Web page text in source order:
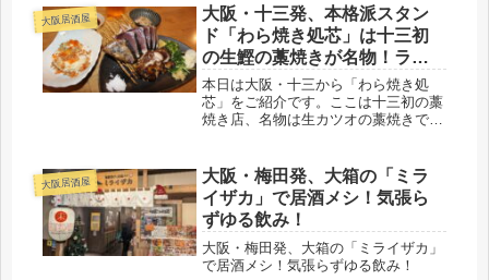
み！とにかく安く飲める。立ち呑みも
人気。ただ、わかったことは、繁盛店
とそうじゃない店がはっきりわかれて
いることでした。
大阪居酒屋
大阪・十三発、本格派スタン
ド「わら焼き処芯」は十三初
の生鰹の藁焼きが名物！ライ
ブ感も！
本日は大阪・十三から「わら焼き処
芯」をご紹介です。ここは十三初の藁
焼き店、名物は生カツオの藁焼きで
も楽しめます。
大阪居酒屋
大阪・梅田発、大箱の「ミラ
イザカ」で居酒メシ！気張ら
ずゆる飲み！
大阪・梅田発、大箱の「ミライザカ」
で居酒メシ！気張らずゆる飲み！